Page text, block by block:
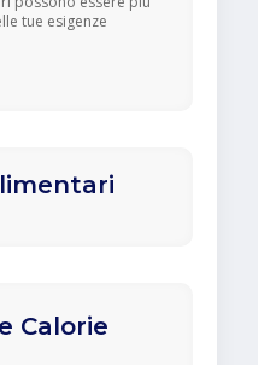
tue esigenze
Calorie